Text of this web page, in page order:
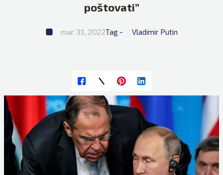
poštovati”
mar 31, 2022Tag - Vladimir Putin